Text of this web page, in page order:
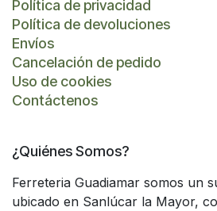
Política de privacidad
Política de devoluciones
Envíos
Cancelación de pedido
Uso de cookies
Contáctenos
¿Quiénes Somos?
Ferreteria Guadiamar somos un
ubicado en Sanlúcar la Mayor,